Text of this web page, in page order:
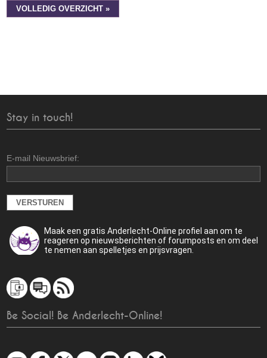
VOLLEDIG OVERZICHT »
Stay in touch!
E-mail Nieuwsbrief:
Maak een gratis Anderlecht-Online profiel aan om te
reageren op nieuwsberichten of forumposts en om deel
te nemen aan spelletjes en prijsvragen.
Be Social! Be Anderlecht-Online!